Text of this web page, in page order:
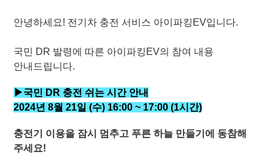
안녕하세요! 전기차 충전 서비스 아이파킹EV입니다.
국민 DR 발령에 따른 아이파킹EV의 참여 내용
안내드립니다.
▶국민 DR 충전 쉬는 시간 안내
2024년 8월 21일 (수) 16:00 ~ 17:00 (1시간)
충전기 이용을 잠시 멈추고 푸른 하늘 만들기에 동참해
주세요!